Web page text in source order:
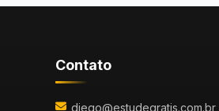
Contato
diego@estudegratis.com.br